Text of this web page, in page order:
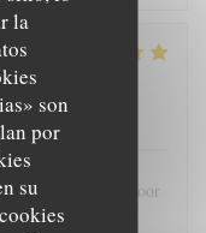
la
son
por
su
/ Precio
grote porties voor